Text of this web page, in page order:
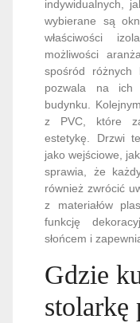
indywidualnych,
wybierane są
właściwości
możliwości
spośród różnych
pozwala na ich
budynku.
z PVC, które
estetykę. Drzwi
jako wejściowe,
sprawia, że
również zwrócić
z materiałów
funkcję
słońcem i
Gdzie
stolarkę